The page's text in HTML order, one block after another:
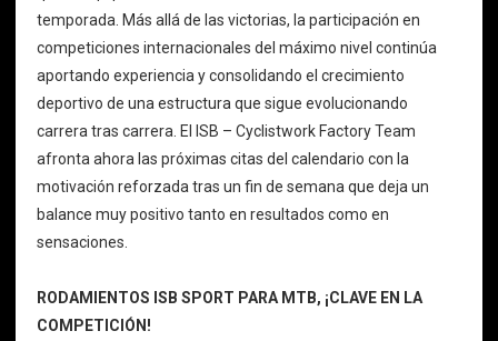
temporada. Más allá de las victorias, la participación en
competiciones internacionales del máximo nivel continúa
aportando experiencia y consolidando el crecimiento
deportivo de una estructura que sigue evolucionando
carrera tras carrera. El ISB – Cyclistwork Factory Team
afronta ahora las próximas citas del calendario con la
motivación reforzada tras un fin de semana que deja un
balance muy positivo tanto en resultados como en
sensaciones.
RODAMIENTOS ISB SPORT PARA MTB, ¡CLAVE EN LA
COMPETICIÓN!